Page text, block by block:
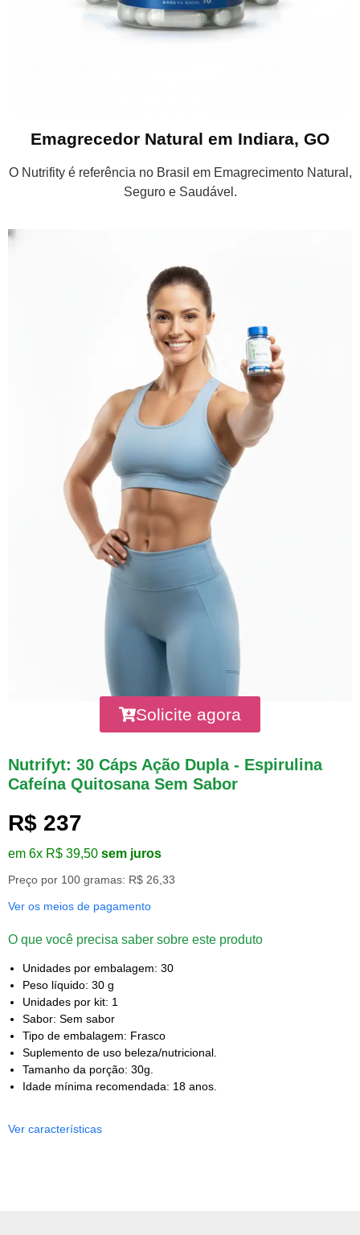
Emagrecedor Natural em Indiara, GO
O Nutrifity é referência no Brasil em Emagrecimento Natural,
Seguro e Saudável.
Solicite agora
Nutrifyt: 30 Cáps Ação Dupla - Espirulina
Cafeína Quitosana Sem Sabor
R$ 237
em 6x R$ 39,50 sem juros
Preço por 100 gramas: R$ 26,33
Ver os meios de pagamento
O que você precisa saber sobre este produto
Unidades por embalagem: 30
Peso líquido: 30 g
Unidades por kit: 1
Sabor: Sem sabor
Tipo de embalagem: Frasco
Suplemento de uso beleza/nutricional.
Tamanho da porção: 30g.
Idade mínima recomendada: 18 anos.
Ver características